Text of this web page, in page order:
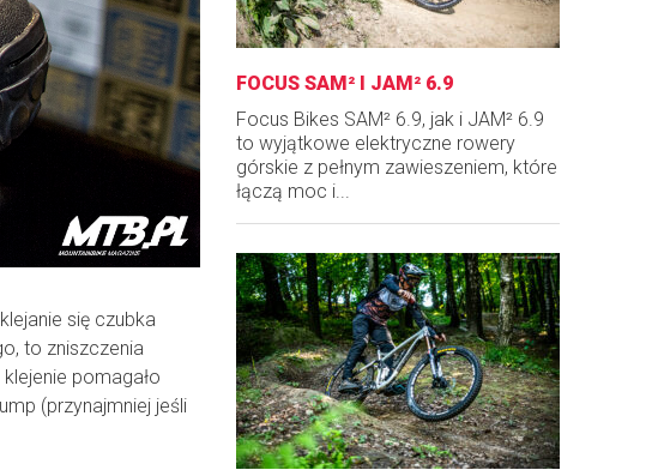
się czubka
to zniszczenia
pomagało
(przynajmniej jeśli
FOCUS SAM² I JAM² 6.9
Focus Bikes SAM² 6.9, jak i JAM² 6.9
to wyjątkowe elektryczne rowery
górskie z pełnym zawieszeniem, które
łączą moc i...